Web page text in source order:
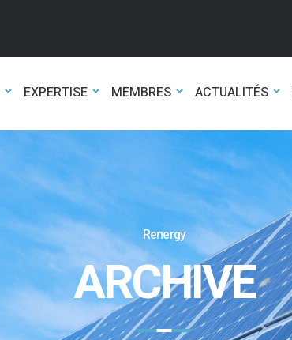
EXPERTISE MEMBRES ACTUALITÉS
Renergy
ARCHIVE